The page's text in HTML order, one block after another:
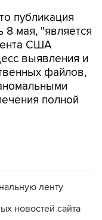
публикация
8 мая, "является
США
выявления и
файлов,
полной
ленту
новостей сайта